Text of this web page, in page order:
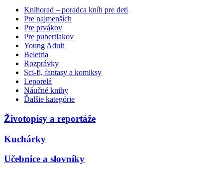
Knihorad – poradca kníh pre deti
Pre najmenších
Pre prvákov
Pre pubertiakov
Young Adult
Beletria
Rozprávky
Sci-fi, fantasy a komiksy
Leporelá
Náučné knihy
Ďalšie kategórie
Životopisy a reportáže
Kuchárky
Učebnice a slovníky